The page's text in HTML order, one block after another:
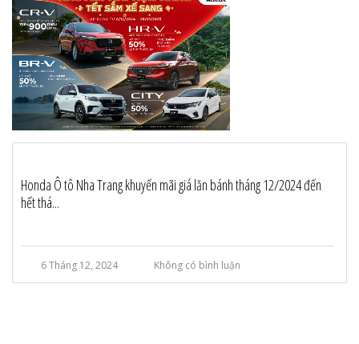
Honda Ô tô Nha Trang khuyến mãi giá lăn bánh tháng 12/2024 đến
hết thá...
6 Tháng 12, 2024 Không có bình luận